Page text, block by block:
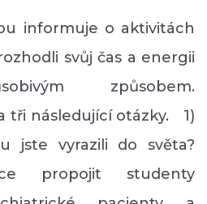
informuje o aktivitách
svůj čas a energii
způsobem.
tři následující otázky. 1)
jste vyrazili do světa?
propojit studenty